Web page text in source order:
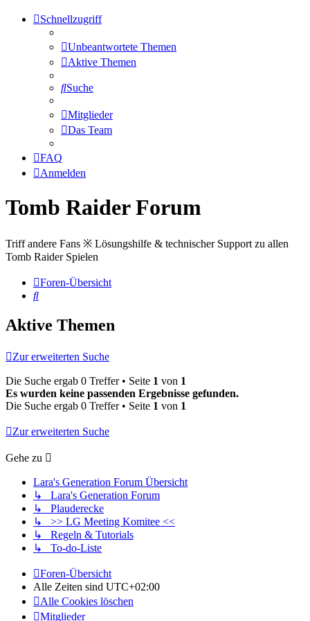
Schnellzugriff
Unbeantwortete Themen
Aktive Themen
Suche
Mitglieder
Das Team
FAQ
Anmelden
Tomb Raider Forum
Triff andere Fans ※ Lösungshilfe & technischer Support zu allen
Tomb Raider Spielen
Foren-Übersicht
Suche
Aktive Themen
Zur erweiterten Suche
Die Suche ergab 0 Treffer • Seite 1 von 1
Es wurden keine passenden Ergebnisse gefunden.
Die Suche ergab 0 Treffer • Seite 1 von 1
Zur erweiterten Suche
Gehe zu
Lara's Generation Forum Übersicht
↳ Lara's Generation Forum
↳ Plauderecke
↳ >> LG Meeting Komitee <<
↳ Regeln & Tutorials
↳ To-do-Liste
Foren-Übersicht
Alle Zeiten sind UTC+02:00
Alle Cookies löschen
Mitglieder